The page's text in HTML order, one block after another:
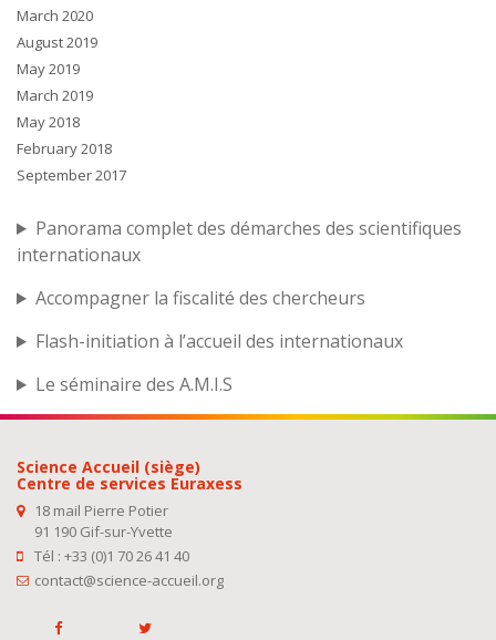
March 2020
August 2019
May 2019
March 2019
May 2018
February 2018
September 2017
Panorama complet des démarches des scientifiques
internationaux
Accompagner la fiscalité des chercheurs
Flash-initiation à l’accueil des internationaux
Le séminaire des A.M.I.S
Science Accueil (siège)
Centre de services Euraxess
18 mail Pierre Potier
91 190 Gif-sur-Yvette
Tél : +33 (0)1 70 26 41 40
contact@science-accueil.org